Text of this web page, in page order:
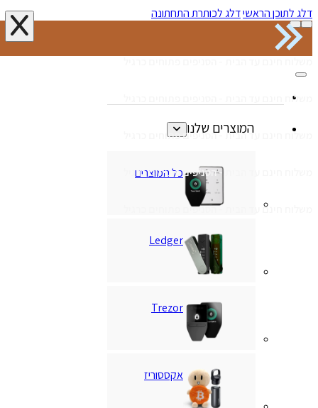
דלג לתוכן הראשידלג לכותרת התחתונה
משלוח חינם עד הבית - הסניפים פתוחים כרגיל
משלוח חינם עד הבית - הסניפים פתוחים כרגיל
משלוח חינם עד הבית - הסניפים פתוחים כרגיל
משלוח חינם עד הבית - הסניפים פתוחים כרגיל
המוצרים שלנו
כל המוצרים
Ledger
Trezor
אקססוריז